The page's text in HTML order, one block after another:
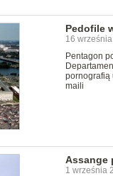
Pedofile
16
Pentagon
pornografią
maili
Assange
1 września